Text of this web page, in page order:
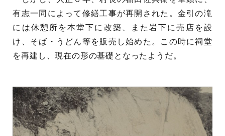
有志一同によって修繕工事が再開された。金引の滝
には休憩所を本堂下に改築、また岩下に売店を設
け、そば・うどん等を販売し始めた。この時に祠堂
を再建し、現在の形の基礎となったようだ。